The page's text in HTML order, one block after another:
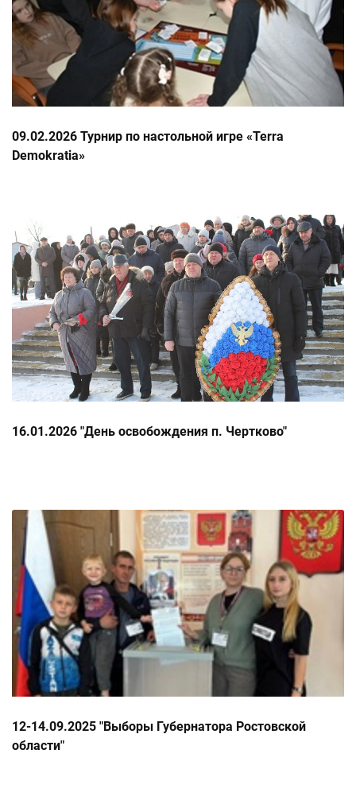
09.02.2026 Турнир по настольной игре «Terra
Demokratia»
16.01.2026 "День освобождения п. Чертково"
12-14.09.2025 "Выборы Губернатора Ростовской
области"